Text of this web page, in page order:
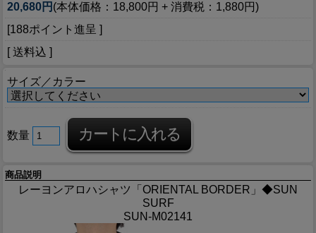
20,680円 (本体価格：18,800円 + 消費税：1,880円)
[188ポイント進呈 ]
[ 送料込 ]
サイズ／カラー
数量
商品説明
レーヨンアロハシャツ「ORIENTAL BORDER」◆SUN
SURF
SUN-M02141